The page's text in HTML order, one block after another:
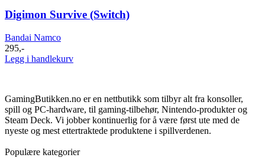
Digimon Survive (Switch)
Bandai Namco
295,-
Legg i handlekurv
GamingButikken.no er en nettbutikk som tilbyr alt fra konsoller,
spill og PC-hardware, til gaming-tilbehør, Nintendo-produkter og
Steam Deck. Vi jobber kontinuerlig for å være først ute med de
nyeste og mest ettertraktede produktene i spillverdenen.
Populære kategorier